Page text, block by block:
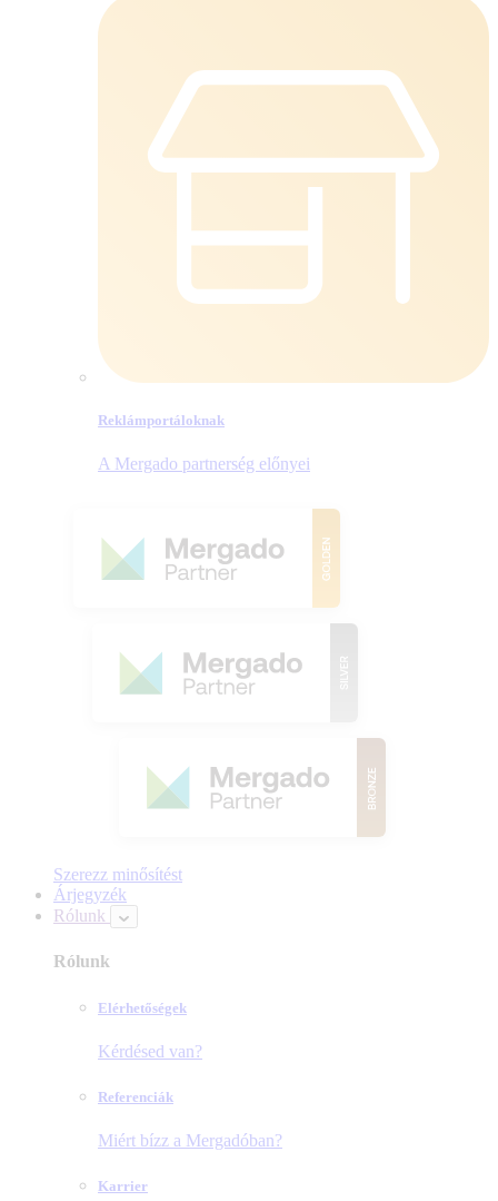
Reklámportáloknak
A Mergado partnerség előnyei
Szerezz minősítést
Árjegyzék
Rólunk
Rólunk
Elérhetőségek
Kérdésed van?
Referenciák
Miért bízz a Mergadóban?
Karrier